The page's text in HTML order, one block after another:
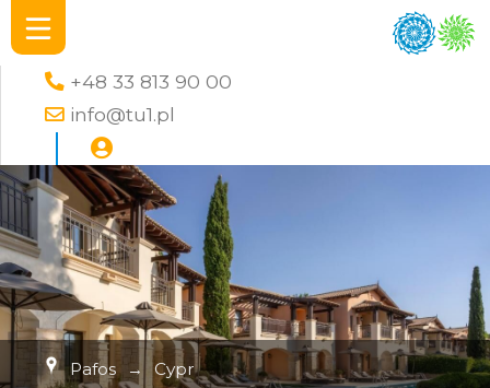
+48 33 813 90 00
info@tu1.pl
Pafos → Cypr